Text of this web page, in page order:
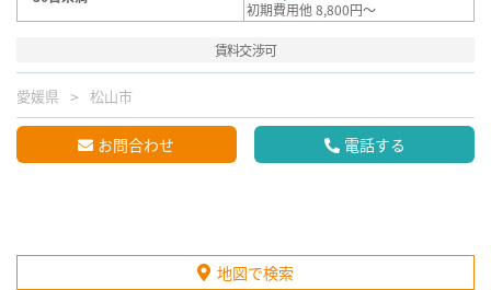
初期費用他 8,800円～
賃料交渉可
愛媛県 松山市
お問合わせ 電話する
地図で検索